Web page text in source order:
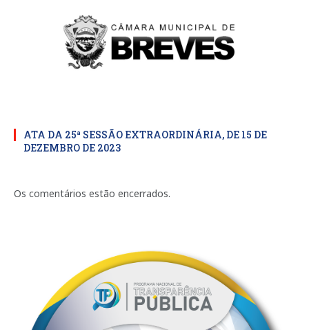
ATA DA 25ª SESSÃO EXTRAORDINÁRIA, DE 15 DE
DEZEMBRO DE 2023
Os comentários estão encerrados.